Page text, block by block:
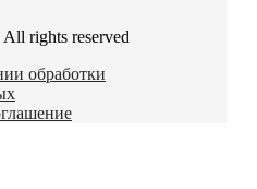
All rights reserved
обработки